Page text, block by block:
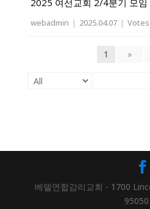
2025 여선교회 2/4분기 모
webadmin | 2025.04.07 |
1 »
베델연합감리교회 - 1700
95050